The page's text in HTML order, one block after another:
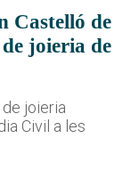
Castelló de
de joieria de
joieria
Civil a les